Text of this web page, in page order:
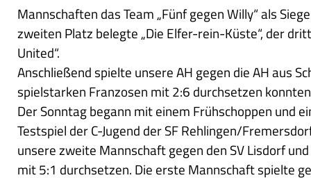
Mannschaften das Team „Fünf gegen Willy“ als
zweiten Platz belegte „Die Elfer-rein-Küste“, der
United“.
Anschließend spielte unsere AH gegen die AH aus
spielstarken Franzosen mit 2:6 durchsetzen
Der Sonntag begann mit einem Frühschoppen und
Testspiel der C-Jugend der SF Rehlingen/
unsere zweite Mannschaft gegen den SV Lisdorf
mit 5:1 durchsetzen. Die erste Mannschaft spielte